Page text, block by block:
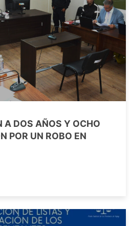
A DOS AÑOS Y OCHO
POR UN ROBO EN